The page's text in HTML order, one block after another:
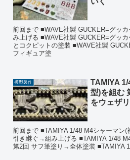
前回まで ■WAVE社製 GUCKER=グッ
み上げる ■WAVE社製 GUCKER=グッ
とコクピットの塗装 ■WAVE社製
フィギュア塗
模型製作
TAMIYA
型)を組む
をウェザ
前回まで ■TAMIYA 1/48 M4シャーマン(
引き継ぐ→組み上げる ■TAMIYA 1/48
第2回 サフ筆塗り→全体塗装 ■TAMIYA